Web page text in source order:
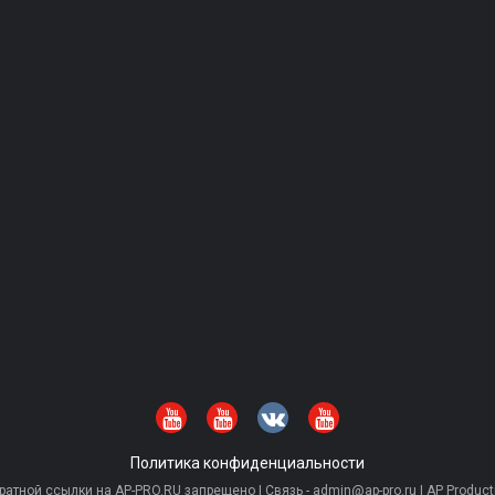
Политика конфиденциальности
ссылки на AP-PRO.RU запрещено | Связь - admin@ap-pro.ru | AP